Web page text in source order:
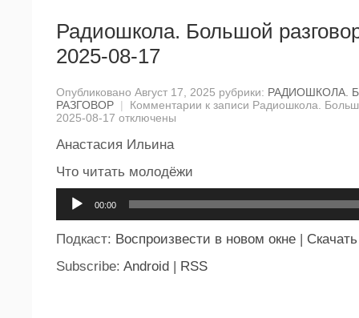
Радиошкола. Большой
2025-08-17
Опубликовано Август 17, 2025 рубрики: РАДИОШКОЛА.
РАЗГОВОР | Комментарии к записи Радиошкола.
2025-08-17 отключены
Анастасия Ильина
Что читать молодёжи
00:00
Подкаст: Воспроизвести в новом окне
Скачать
Subscribe: Android RSS